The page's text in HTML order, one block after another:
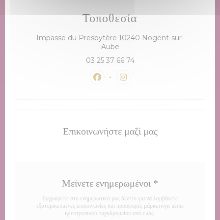
Τοποθεσία
Impasse du Presbytère 10240 Nogent-sur-
Aube((ανοίγει σε νέο παράθυρο))
03 25 37 66 74
Facebook ((ανοίγει σε νέο
Instagram ((ανοίγει σε νέο
Επικοινωνήστε μαζί μας
Μείνετε ενημερωμένοι *
Εγγραφείτε στο ενημερωτικό μας δελτίο για να λαμβάνετε
εξατομικευμένες επικοινωνίες και προσφορές μάρκετινγκ μέσω
ηλεκτρονικού ταχυδρομείου από εμάς.